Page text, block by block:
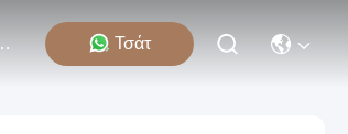
Μαζί Μας Τσάτ